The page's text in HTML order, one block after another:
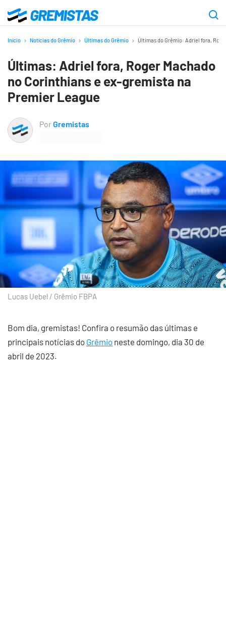
para
principal
Gremistas
Início Notícias do Grêmio Últimas do Grêmio Últimas do Grêmio: Adriel fora,
Últimas: Adriel fora, Roger Machado
no Corinthians e ex-gremista na
Premier League
PorGremistas
Lucas Uebel / Grêmio FBPA
Bom dia, gremistas! Confira o resumão das últimas e
principais notícias do Grêmio neste domingo, dia 30 de
abril de 2023.